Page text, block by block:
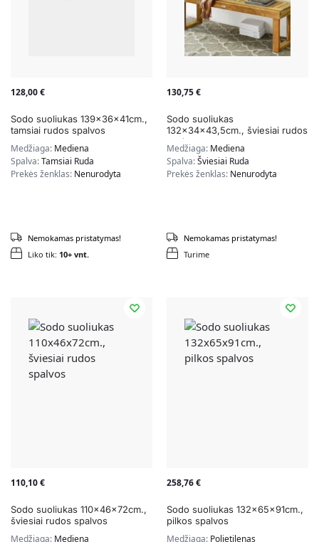
128,00€
Sodo suoliukas 139x36x41cm.,
tamsiai rudos spalvos
Medžiaga: Mediena
Spalva:Tamsiai Ruda
Prekės ženklas: Nenurodyta
Liko tik: 10+ vnt.
Nemokamas pristatymas!
130,75€
Sodo suoliukas
132x34x43,5cm., šviesiai rudos
spalvos
Medžiaga: Mediena
Spalva:Šviesiai Ruda
Prekės ženklas: Nenurodyta
Turime
Nemokamas pristatymas!
110,10€
Sodo suoliukas 110x46x72cm.,
šviesiai rudos spalvos
Medžiaga: Mediena
258,76€
Sodo suoliukas 132x65x91cm.,
pilkos spalvos
Medžiaga: Polietilenas